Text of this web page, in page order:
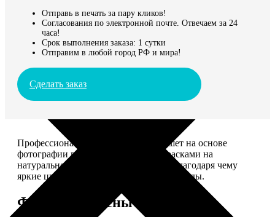
Отправь в печать за пару кликов!
Согласования по электронной почте. Отвечаем за 24
часа!
Срок выполнения заказа: 1 сутки
Отправим в любой город РФ и мира!
Сделать заказ
Профессиональный художник напишет на основе
фотографии портрет акриловыми красками на
натуральном холсте. Покроет лаком, благодаря чему
яркие цвета будут радовать вас долгие годы.
Форматы и цены